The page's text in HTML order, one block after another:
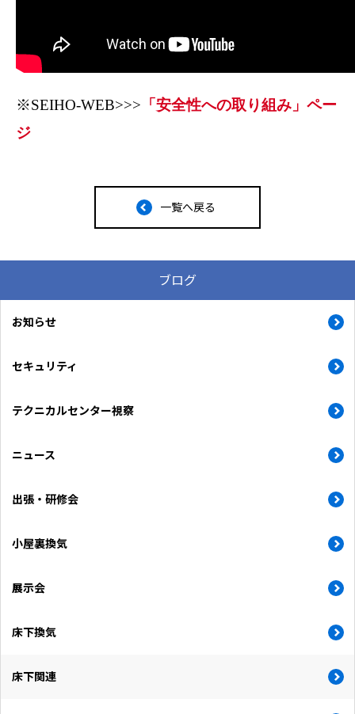
※SEIHO-WEB>>> 「安全性への取り組み」ペー
ジ
一覧へ戻る
ブログ
お知らせ
セキュリティ
テクニカルセンター視察
ニュース
出張・研修会
小屋裏換気
展示会
床下換気
床下関連